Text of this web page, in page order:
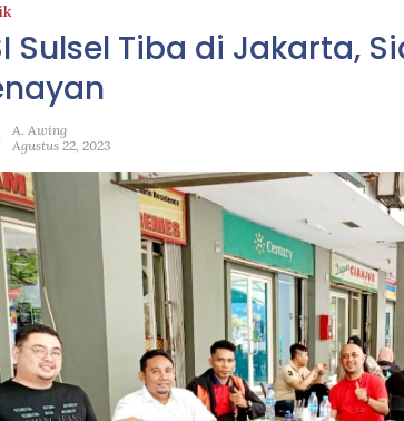
Sulsel Tiba di Jakarta,
A. Awing
Agustus 22, 2023